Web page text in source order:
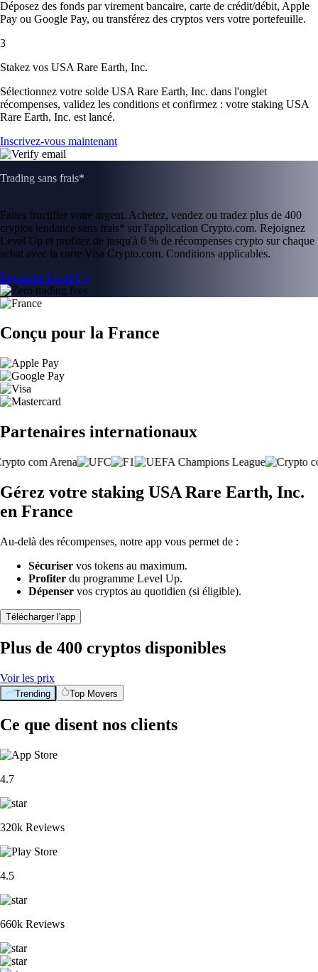
Déposez des fonds par virement bancaire, carte de crédit/débit, Apple
Pay ou Google Pay, ou transférez des cryptos vers votre portefeuille.
3
Stakez vos USA Rare Earth, Inc.
Sélectionnez votre solde USA Rare Earth, Inc. dans l'onglet
récompenses, validez les conditions et confirmez : votre staking USA
Rare Earth, Inc. est lancé.
Inscrivez-vous maintenant
Trading sans frais*
Faites fructifier votre argent. Achetez, vendez ou tradez plus de 400
cryptos tendance sans frais* sur l'application Crypto.com. Rejoignez
Level Up et profitez de jusqu'à 6 % de récompenses crypto sur chaque
achat avec la carte Visa Crypto.com. Conditions applicables.
Rejoindre Level Up
Conçu pour la France
Partenaires internationaux
Gérez votre staking USA Rare Earth, Inc.
en France
Au-delà des récompenses, notre app vous permet de :
Sécuriser vos tokens au maximum.
Profiter du programme Level Up.
Dépenser vos cryptos au quotidien (si éligible).
Télécharger l'app
Plus de 400 cryptos disponibles
Voir les prix
Trending Top Movers
Ce que disent nos clients
4.7
320k Reviews
4.5
660k Reviews